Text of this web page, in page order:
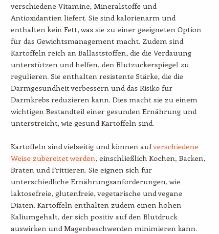
verschiedene Vitamine, Mineralstoffe und
Antioxidantien liefert. Sie sind kalorienarm und
enthalten kein Fett, was sie zu einer geeigneten Option
für das Gewichtsmanagement macht. Zudem sind
Kartoffeln reich an Ballaststoffen, die die Verdauung
unterstützen und helfen, den Blutzuckerspiegel zu
regulieren. Sie enthalten resistente Stärke, die die
Darmgesundheit verbessern und das Risiko für
Darmkrebs reduzieren kann. Dies macht sie zu einem
wichtigen Bestandteil einer gesunden Ernährung und
unterstreicht, wie gesund Kartoffeln sind.
Kartoffeln sind vielseitig und können aufverschiedene
Weise zubereitet werden, einschließlich Kochen, Backen,
Braten und Frittieren. Sie eignen sich für
unterschiedliche Ernährungsanforderungen, wie
laktosefreie, glutenfreie, vegetarische und vegane
Diäten. Kartoffeln enthalten zudem einen hohen
Kaliumgehalt, der sich positiv auf den Blutdruck
auswirken und Magenbeschwerden minimieren kann.